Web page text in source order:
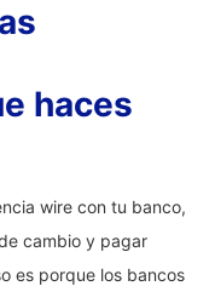
haces
wire con tu banco,
cambio y pagar
es porque los bancos